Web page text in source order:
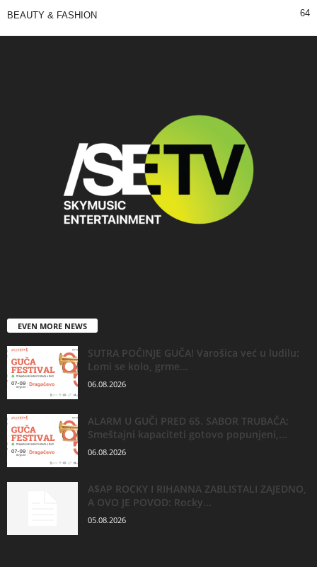
BEAUTY & FASHION 64
EVEN MORE NEWS
SUTRA POČINJE GUČA! Varošica već u ludilu:
Lomi se kolo, grme...
06.08.2026
ALARM U GUČI PRED 65. SABOR TRUBAČA:
Smeštajni kapaciteti gotovo popunjeni,...
06.08.2026
A$AP ROCKY I RIHANNA ZABLISTALI ZAJEDNO,
A OVO JE POVOD: Rocky...
05.08.2026